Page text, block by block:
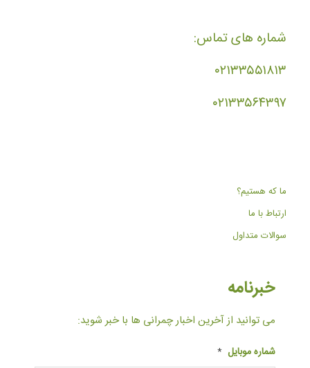
شماره های تماس:
۰۲۱۳۳۵۵۱۸۱۳
۰۲۱۳۳۵۶۴۳۹۷
ما که هستیم؟
ارتباط با ما
سوالات متداول
خبرنامه
می توانید از آخرین اخبار چمرانی ها با خبر شوید:
شماره موبایل *